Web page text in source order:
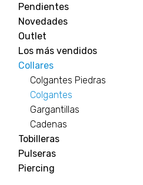
Pendientes
Novedades
Outlet
Los más vendidos
Collares
Colgantes Piedras
Colgantes
Gargantillas
Cadenas
Tobilleras
Pulseras
Piercing